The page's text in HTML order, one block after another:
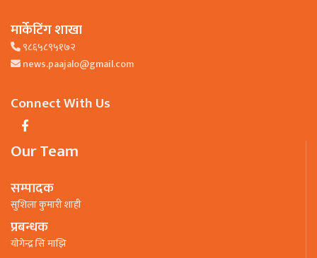
मार्केटिंग शाखा
९८६५८९५१७२
news.paajalo@gmail.com
Connect With Us
Our Team
सम्पादक
सुशिला कुमारी शाही
प्रबन्धक
याेगेन्द्र सिं माझि